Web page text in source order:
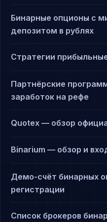
Бинарные опционы с
депозитом в рублях
Стратегии
Партнёрские
заработок на рефе
Quotex — обзор
Binarium — обзор и
Демо-счёт бинарных
регистрации
Список брокеров